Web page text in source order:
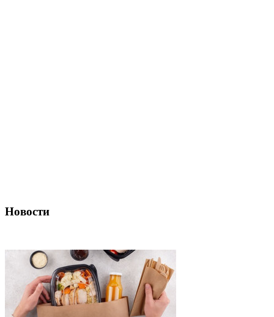
Новости